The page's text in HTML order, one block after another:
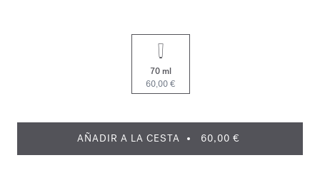
70 ml
60,00 €
AÑADIR A LA CESTA 60,00 €